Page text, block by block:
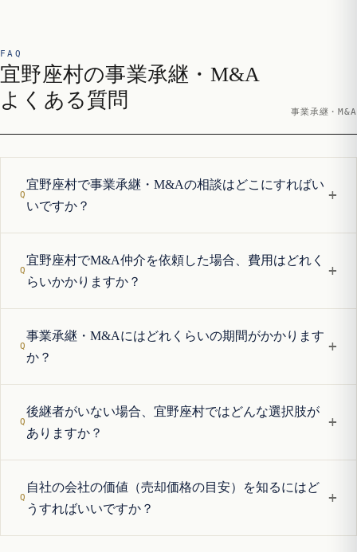
FAQ
宜野座村の事業承継・M&A
よくある質問
事業承継・M&A
宜野座村で事業承継・M&Aの相談はどこにすればい
いですか？
+
宜野座村でM&A仲介を依頼した場合、費用はどれく
らいかかりますか？
+
事業承継・M&Aにはどれくらいの期間がかかります
か？
+
後継者がいない場合、宜野座村ではどんな選択肢が
ありますか？
+
自社の会社の価値（売却価格の目安）を知るにはど
うすればいいですか？
+